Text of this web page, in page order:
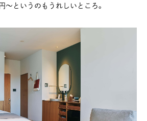
というのもうれしいところ。